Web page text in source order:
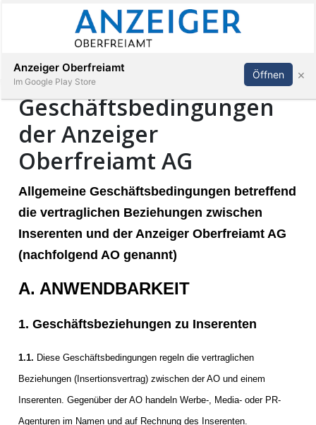
Immobilien
E-
Abonnieren Anmelden
Geschäftsbedingungen
der Anzeiger
Oberfreiamt AG
Allgemeine Geschäftsbedingungen betreffend
die vertraglichen Beziehungen zwischen
Inserenten und der Anzeiger Oberfreiamt AG
(nachfolgend AO genannt)
A. ANWENDBARKEIT
1. Geschäftsbeziehungen zu Inserenten
1.1. Diese Geschäftsbedingungen regeln die vertraglichen
Beziehungen (Insertionsvertrag) zwischen der AO und einem
Inserenten. Gegenüber der AO handeln Werbe-, Media- oder PR-
Agenturen im Namen und auf Rechnung des Inserenten.
Anzeiger Oberfreiamt
Im Google Play Store
Öffnen ×